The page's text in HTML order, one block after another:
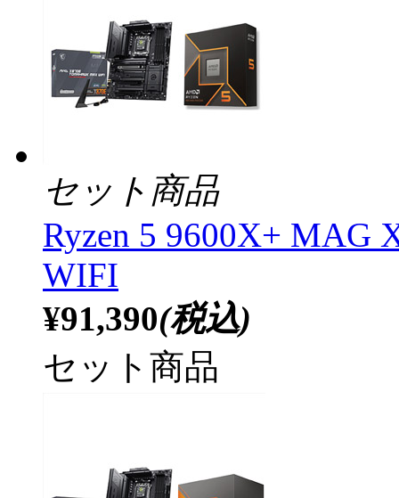
セット商品
Ryzen 5 9600X+ MAG
WIFI
¥91,390(税込)
セット商品